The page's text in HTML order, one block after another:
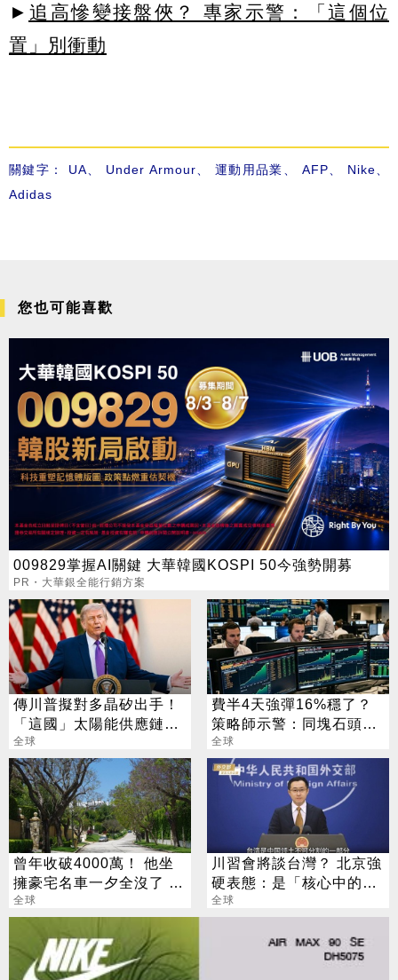
► 追高慘變接盤俠？ 專家示警：「這個位
置」別衝動
關鍵字： UA Under Armour 運動用品業 AFP Nike
Adidas
您也可能喜歡
009829掌握AI關鍵 大華韓國KOSPI 50今強勢開募
PR・大華銀全能行銷方案
傳川普擬對多晶矽出手！
「這國」太陽能供應鏈恐
遭重擊
全球
費半4天強彈16%穩了？
策略師示警：同塊石頭不
會絆2次
全球
曾年收破4000萬！ 他坐
擁豪宅名車一夕全沒了 卻
喊「比過去更快樂」
全球
川習會將談台灣？ 北京強
硬表態：是「核心中的核
心」
全球